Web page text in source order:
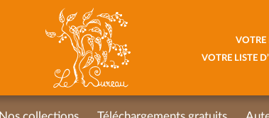
VOTRE
VOTRE LISTE